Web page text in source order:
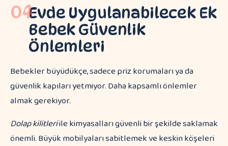
04Evde Uygulanabilecek Ek
Bebek Güvenlik
Önlemleri
Bebekler büyüdükçe, sadece priz korumaları ya da
güvenlik kapıları yetmiyor. Daha kapsamlı önlemler
almak gerekiyor.
Dolap kilitleriile kimyasalları güvenli bir şekilde saklamak
önemli. Büyük mobilyaları sabitlemek ve keskin köşeleri